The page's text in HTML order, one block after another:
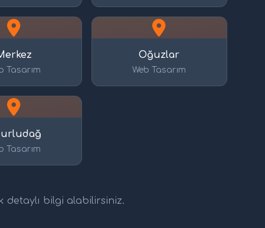
Tasarım
Oğuzlar
Web Tasarım
Tasarım
detaylı bilgi alabilirsiniz.